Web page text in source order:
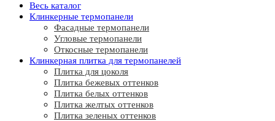
Весь каталог
Клинкерные термопанели
Фасадные термопанели
Угловые термопанели
Откосные термопанели
Клинкерная плитка для термопанелей
Плитка для цоколя
Плитка бежевых оттенков
Плитка белых оттенков
Плитка желтых оттенков
Плитка зеленых оттенков